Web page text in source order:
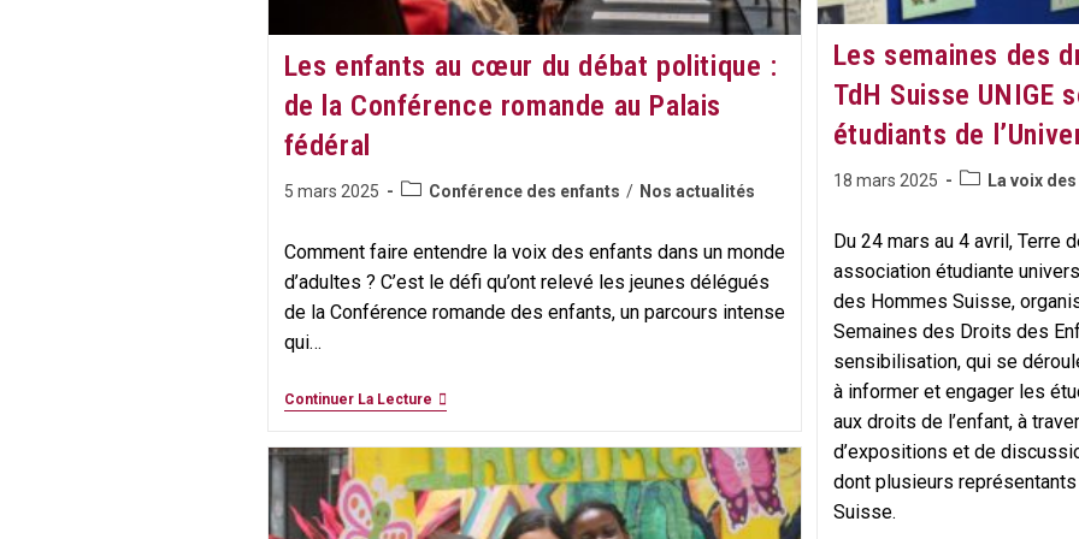
Les semaines des
TdH Suisse UNIGE
étudiants de
Publication
18 mars 2025
PostLa voix
Du 24 mars au 4 avril, Terre
association étudiante
des Hommes Suisse,
Semaines des Droits des
sensibilisation, qui se
à informer et engager les
aux droits de l’enfant, à
d’expositions et de
dont plusieurs
Suisse.
Les enfants au cœur du débat politique :
de la Conférence romande au Palais
fédéral​
Publication
5 mars 2025
PostConférence des enfants / Nos actualités
Comment faire entendre la voix des enfants dans un monde
d’adultes ? C’est le défi qu’ont relevé les jeunes délégués
de la Conférence romande des enfants, un parcours intense
qui…
Continuer La LectureLes
Cœur
Du
Débat
Politique
: